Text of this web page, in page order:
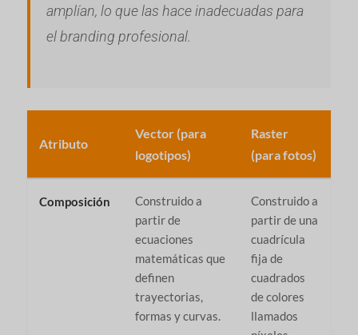
amplían, lo que las hace inadecuadas para
el branding profesional.
Atributo
Vector (para
logotipos)
Raster
(para fotos)
Composición
Construido a
partir de
ecuaciones
matemáticas que
definen
trayectorias,
formas y curvas.
Construido a
partir de una
cuadrícula
fija de
cuadrados
de colores
llamados